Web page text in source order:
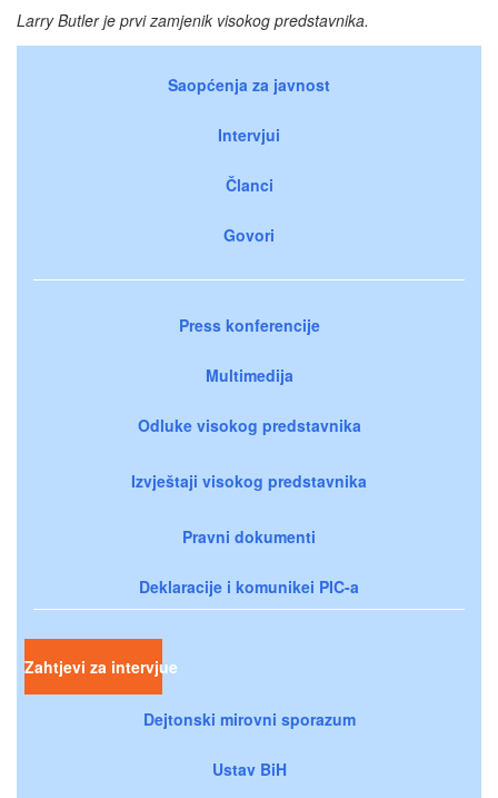
Larry Butler je prvi zamjenik visokog predstavnika.
Saopćenja za javnost
Intervjui
Članci
Govori
Press konferencije
Multimedija
Odluke visokog predstavnika
Izvještaji visokog predstavnika
Pravni dokumenti
Deklaracije i komunikei PIC-a
Zahtjevi za intervjue
Dejtonski mirovni sporazum
Ustav BiH